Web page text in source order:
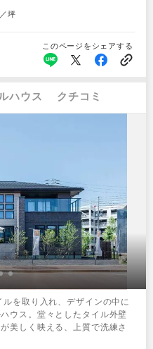
坪
このページをシェアする
ハウス クチコミ
を取り⼊れ、デザインの中に
ウス。堂々としたタイル外壁
美しく映える、上質で洗練さ